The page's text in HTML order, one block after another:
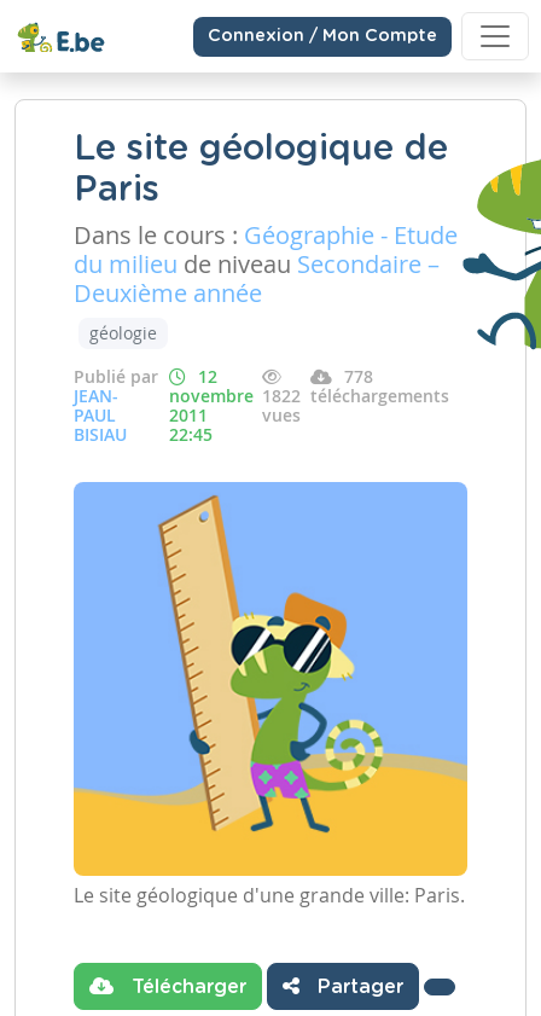
Connexion / Mon Compte
Le site géologique de
Paris
Dans le cours : Géographie - Etude
du milieu de niveau Secondaire –
Deuxième année
géologie
Publié par
JEAN-
PAUL
BISIAU
12
novembre
2011
22:45
1822
vues
778
téléchargements
Le site géologique d'une grande ville: Paris.
Télécharger Partager